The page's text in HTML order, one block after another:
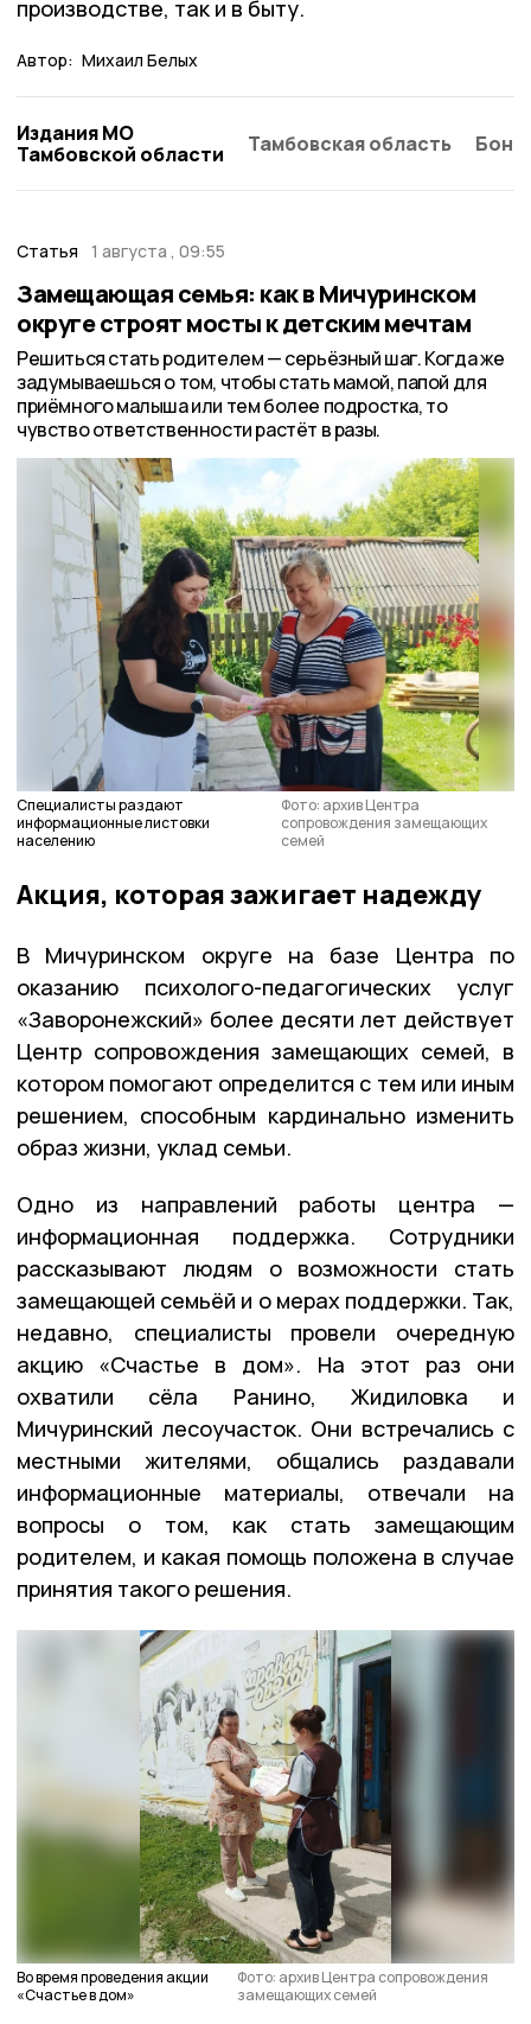
производстве, так и в быту.
Автор: Михаил Белых
Издания МО
Тамбовской области
Тамбовская область
Статья 1 августа , 09:55
Замещающая семья: как в Мичуринском
округе строят мосты к детским мечтам
Решиться стать родителем — серьёзный шаг. Когда же
задумываешься о том, чтобы стать мамой, папой для
приёмного малыша или тем более подростка, то
чувство ответственности растёт в разы.
Специалисты раздают
информационные листовки
населению
Фото: архив Центра
сопровождения замещающих
семей
Акция, которая зажигает надежду
В Мичуринском округе на базе Центра по
оказанию психолого-педагогических услуг
«Заворонежский» более десяти лет действует
Центр сопровождения замещающих семей, в
котором помогают определится с тем или иным
решением, способным кардинально изменить
образ жизни, уклад семьи.
Одно из направлений работы центра —
информационная поддержка. Сотрудники
рассказывают людям о возможности стать
замещающей семьёй и о мерах поддержки. Так,
недавно, специалисты провели очередную
акцию «Счастье в дом». На этот раз они
охватили сёла Ранино, Жидиловка и
Мичуринский лесоучасток. Они встречались с
местными жителями, общались раздавали
информационные материалы, отвечали на
вопросы о том, как стать замещающим
родителем, и какая помощь положена в случае
принятия такого решения.
Во время проведения акции
«Счастье в дом»
Фото: архив Центра сопровождения
замещающих семей